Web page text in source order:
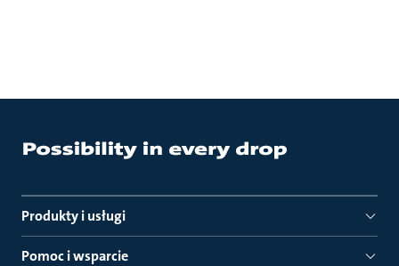
Produkty i usługi
Pomoc i wsparcie